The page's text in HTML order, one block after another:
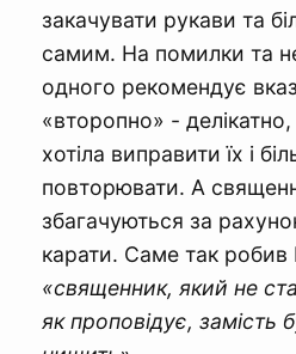
закачувати рукави та
самим. На помилки та
одного рекомендує
«второпно» -
хотіла виправити їх і
повторювати. А
збагачуються за
карати. Саме так
«священник, який не
як проповідує, замість